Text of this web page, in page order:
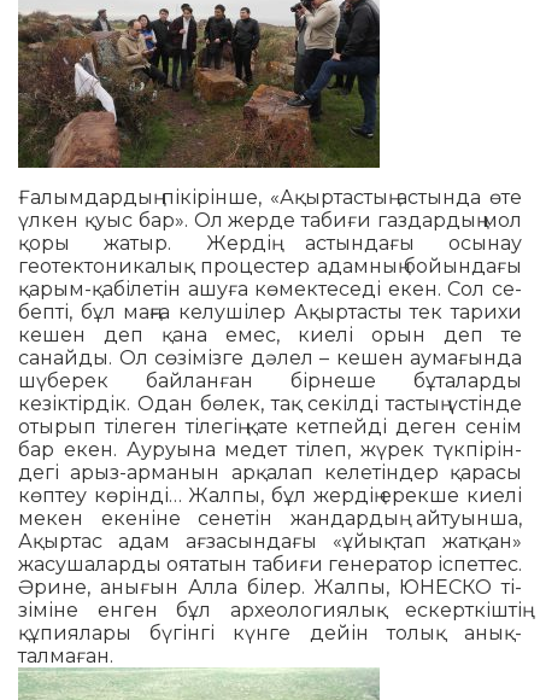
Ғалымдардың пікірінше, «Ақыр­­­тастың астында өте
үлкен қуыс бар». Ол жерде табиғи газдар­дың мол
қо­ры жатыр. Жердің астындағы осы­нау
геотектоникалық процестер адам­ның бойындағы
қарым-қабі­ле­тін ашуға көмектеседі екен. Сол се­
бепті, бұл маңға келу­шілер Ақыр­тасты тек тарихи
кешен деп қана емес, киелі орын деп те
санайды. Ол сө­зімізге дәлел – ке­шен аумағында
шү­берек байлан­ған бірнеше бұ­та­ларды
кезіктірдік. Одан бөлек, тақ секілді тастың үстінде
отырып ті­леген тілегің қате кетпейді деген се­­нім
бар екен. Ау­руына медет ті­леп, жүрек түкпі­рін­
дегі арыз-ар­манын арқалап келетін­дер қарасы
көп­теу көрінді… Жалпы, бұл жердің ерек­ше киелі
мекен еке­ніне сенетін жан­дардың айтуын­ша,
Ақыртас адам ағзасындағы «ұйықтап жат­қан»
жасушаларды оятатын табиғи ге­нератор іспеттес.
Әрине, анығын Ал­ла білер. Жалпы, ЮНЕСКО ті­
зіміне енген бұл архео­логиялық ескерткіштің
құпиялары бүгінгі күн­ге дейін толық анық­
талмаған.